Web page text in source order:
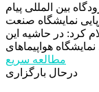
بین المللی پیام
نمایشگاه صنعت
کرد: در حاشیه این
مطالعه سریع
درحال بارگزاری